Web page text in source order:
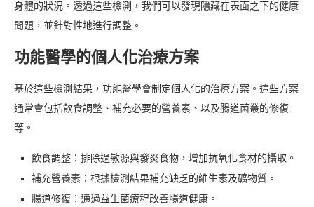
身體的狀況。透過這些檢測，我們可以發現隱藏在表面之下的健康
問題，並針對性地進行調整。
功能醫學的個人化治療方案
基於這些檢測結果，功能醫學會制定個人化的治療方案。這些方案
通常會包括飲食調整、補充必要的營養素、以及腸道菌叢的修復
等。
飲食調整：排除過敏源與發炎食物，增加抗氧化食材的攝取。
補充營養素：根據檢測結果補充缺乏的維生素及礦物質。
腸道修復：通過益生菌療程改善腸道健康。